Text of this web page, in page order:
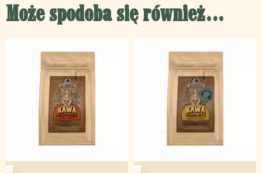
frenchpressów,
kawiarek,
Wypalona w profilu full city, by zapewnić bardziej złożony
profil smakowy – o lekkiej kwasowości, o średnim ciele,
krągłości w ustach i słodkim aromacie.
Opis kawy: 70 % arabika Flores Beiposo
Może spodoba się również…